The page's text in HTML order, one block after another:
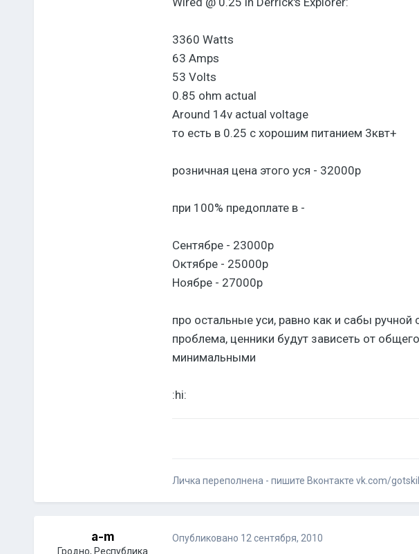
3360 Watts
63 Amps
53 Volts
0.85 ohm actual
Around 14v actual voltage
то есть в 0.25 с хорошим питанием 3квт+
розничная цена этого уся - 32000р
при 100% предоплате в -
Сентябре - 23000р
Октябре - 25000р
Ноябре - 27000р
про остальные уси, равно как и сабы
проблема, ценники будут зависеть от
минимальными
:hi:
Личка переполнена - пишите Вконтакте vk.com/
a-m
Гродно, Республика
Опубликовано 12 сентября, 2010